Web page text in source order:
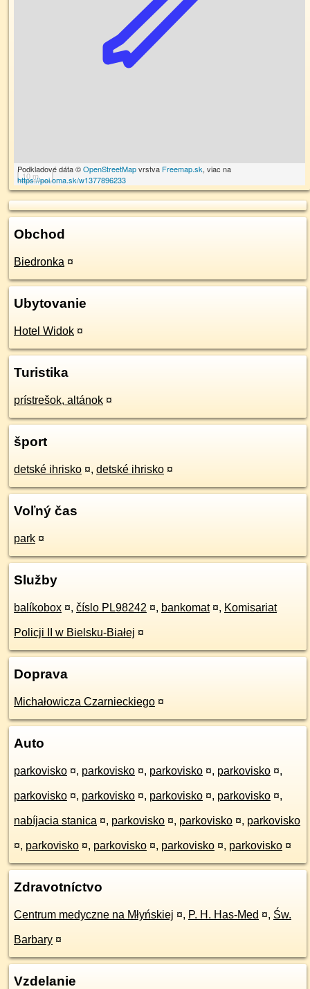
10 m
Podkladové dáta ©OpenStreetMapvrstva Freemap.sk, viac na
https://poi.oma.sk/w1377896233
Obchod
Biedronka ¤
Ubytovanie
Hotel Widok ¤
Turistika
prístrešok, altánok ¤
šport
detské ihrisko ¤, detské ihrisko ¤
Voľný čas
park ¤
Služby
balíkobox ¤, číslo PL98242 ¤, bankomat ¤, Komisariat
Policji II w Bielsku-Białej ¤
Doprava
Michałowicza Czarnieckiego ¤
Auto
parkovisko ¤, parkovisko ¤, parkovisko ¤, parkovisko ¤,
parkovisko ¤, parkovisko ¤, parkovisko ¤, parkovisko ¤,
nabíjacia stanica ¤, parkovisko ¤, parkovisko ¤, parkovisko
¤, parkovisko ¤, parkovisko ¤, parkovisko ¤, parkovisko ¤
Zdravotníctvo
Centrum medyczne na Młyńskiej ¤, P. H. Has-Med ¤, Św.
Barbary ¤
Vzdelanie